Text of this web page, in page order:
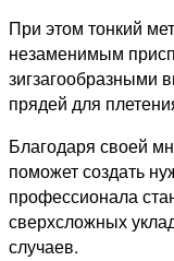
При этом тонкий
незаменимым
зигзагообразными
прядей для
Благодаря своей
поможет создать
профессионала
сверхсложных
случаев.